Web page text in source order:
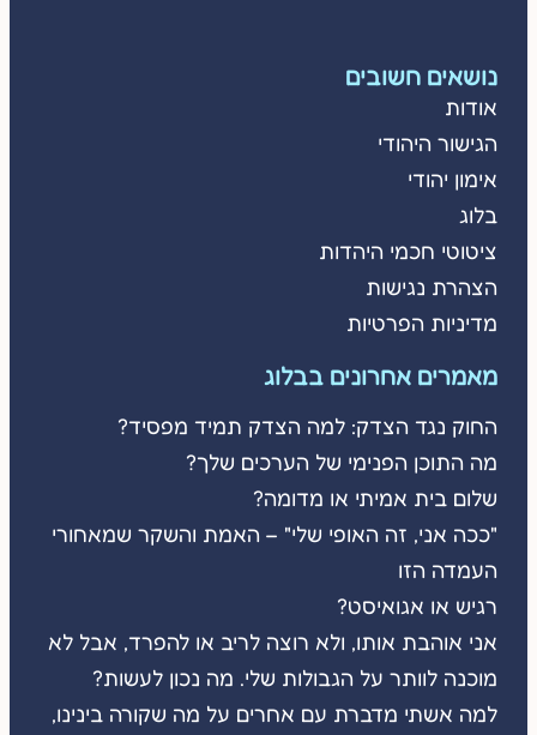
נושאים חשובים
אודות
הגישור היהודי
אימון יהודי
בלוג
ציטוטי חכמי היהדות
הצהרת נגישות
מדיניות הפרטיות
מאמרים אחרונים בבלוג
החוק נגד הצדק: למה הצדק תמיד מפסיד?
מה התוכן הפנימי של הערכים שלך?
שלום בית אמיתי או מדומה?
"ככה אני, זה האופי שלי" – האמת והשקר שמאחורי
העמדה הזו
רגיש או אגואיסט?
אני אוהבת אותו, ולא רוצה לריב או להפרד, אבל לא
מוכנה לוותר על הגבולות שלי. מה נכון לעשות?
למה אשתי מדברת עם אחרים על מה שקורה בינינו,